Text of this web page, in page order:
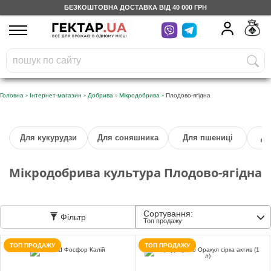
БЕЗКОШТОВНА ДОСТАВКА ВІД 40 000 ГРН
UA
На вашому
бонусному рахунку
грн
Безкоштовно по Україні
Категорії
Щоденник
Доставка
Відгуки
Головна » Інтернет-магазин » Добрива » Мікродобрива » Плодово-ягідна
Для кукурудзи Для соняшника Для пшениці
Мікродобрива культура Плодово-ягідна
Фільтр Сортування:
Топ продажу
ТОП ПРОДАЖУ ТОП ПРОДАЖУ